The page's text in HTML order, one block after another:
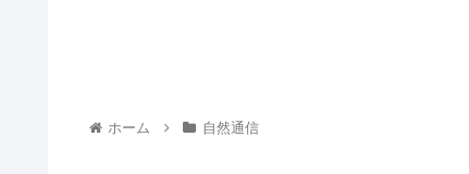
ホーム 自然通信